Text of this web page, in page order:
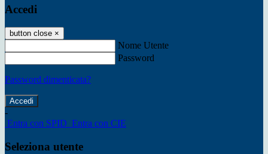
Accedi
button close ×
Nome Utente
Password
Password dimenticata?
-
Entra con SPID Entra con CIE
Seleziona utente